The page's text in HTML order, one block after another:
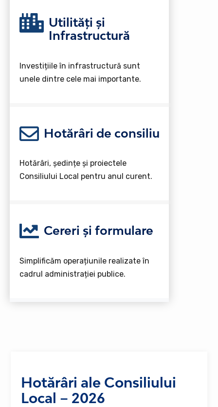
Utilități și
Infrastructură
Investițiile în infrastructură sunt
unele dintre cele mai importante.
Hotărâri de consiliu
Hotărâri, ședințe și proiectele
Consiliului Local pentru anul curent.
Cereri și formulare
Simplificăm operațiunile realizate în
cadrul administrației publice.
Hotărâri ale Consiliului
Local – 2026